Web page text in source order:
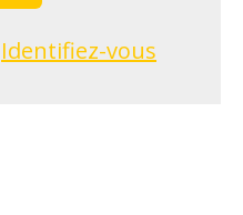
Identifiez-vous